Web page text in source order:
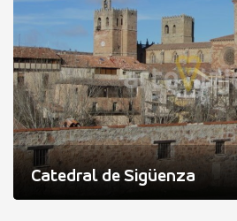
Catedral de Sigüenza